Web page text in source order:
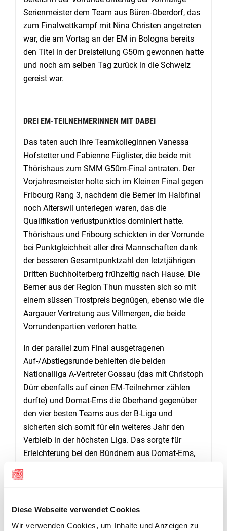
Diese Webseite verwendet Cookies
Wir verwenden Cookies, um Inhalte und Anzeigen zu
Serienmeister dem Team aus Büren-Oberdorf, das
zum Finalwettkampf mit Nina Christen angetreten
war, die am Vortag an der EM in Bologna bereits
den Titel in der Dreistellung G50m gewonnen hatte
und noch am selben Tag zurück in die Schweiz
gereist war.
DREI EM-TEILNEHMERINNEN MIT DABEI
Das taten auch ihre Teamkolleginnen Vanessa
Hofstetter und Fabienne Füglister, die beide mit
Thörishaus zum SMM G50m-Final antraten. Der
Vorjahresmeister holte sich im Kleinen Final gegen
Fribourg Rang 3, nachdem die Berner im Halbfinal
noch Alterswil unterlegen waren, das die
Qualifikation verlustpunktlos dominiert hatte.
Thörishaus und Fribourg schickten in der Vorrunde
bei Punktgleichheit aller drei Mannschaften dank
der besseren Gesamtpunktzahl den letztjährigen
Dritten Buchholterberg frühzeitig nach Hause. Die
Berner aus der Region Thun mussten sich so mit
einem süssen Trostpreis begnügen, ebenso wie die
Aargauer Vertretung aus Villmergen, die beide
Vorrundenpartien verloren hatte.
In der parallel zum Final ausgetragenen
Auf-/Abstiegsrunde behielten die beiden
Nationalliga A-Vertreter Gossau (das mit Christoph
Dürr ebenfalls auf einen EM-Teilnehmer zählen
durfte) und Domat-Ems die Oberhand gegenüber
den vier besten Teams aus der B-Liga und
sicherten sich somit für ein weiteres Jahr den
Verbleib in der höchsten Liga. Das sorgte für
Erleichterung bei den Bündnern aus Domat-Ems,